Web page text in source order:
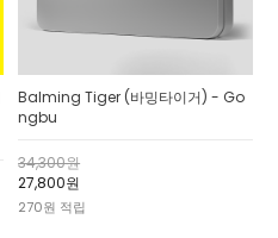
Balming Tiger (바밍타이거) - Go
ngbu
34,300원
27,800원
270원 적립